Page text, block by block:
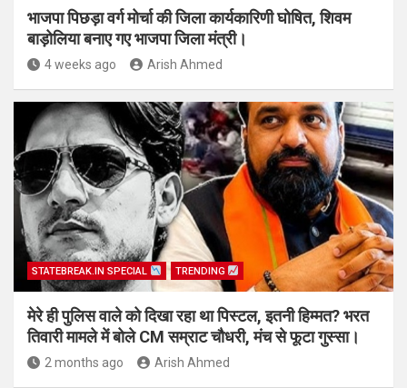
भाजपा पिछड़ा वर्ग मोर्चा की जिला कार्यकारिणी घोषित, शिवम
बाड़ोलिया बनाए गए भाजपा जिला मंत्री।
4 weeks ago Arish Ahmed
STATEBREAK.IN SPECIAL TRENDING
मेरे ही पुलिस वाले को दिखा रहा था पिस्टल, इतनी हिम्मत? भरत
तिवारी मामले में बोले CM सम्राट चौधरी, मंच से फूटा गुस्सा।
2 months ago Arish Ahmed